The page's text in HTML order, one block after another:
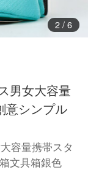
3/ 6
男女大容量
意シンプル
容量携帯スタ
文具箱銀色